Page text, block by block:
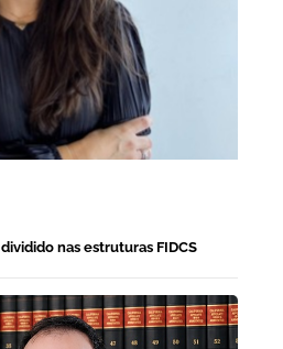
nas estruturas FIDCS